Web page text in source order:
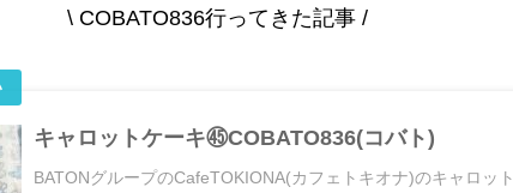
\ COBATO836行ってきた記事 /
キャロットケーキ㊺COBATO836(コバト)
BATONグループのCafeTOKIONA(カフェトキオナ)のキャロッ